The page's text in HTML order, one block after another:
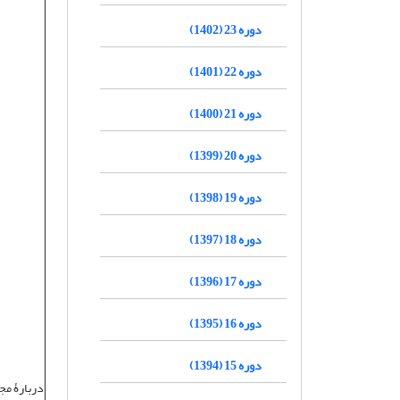
دوره 23 (1402)
دوره 22 (1401)
دوره 21 (1400)
دوره 20 (1399)
دوره 19 (1398)
دوره 18 (1397)
دوره 17 (1396)
دوره 16 (1395)
دوره 15 (1394)
دربارۀ